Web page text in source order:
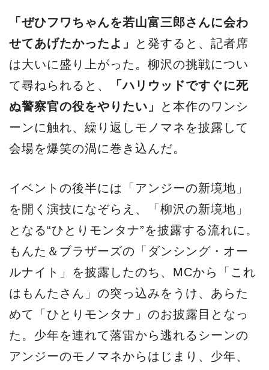
「ぜひフワちゃんを若山富三郎さんに会わ
せてあげたかったよ」
と発すると、記者席
は大いに盛り上がった。柳沢の挑戦につい
て尋ねられると、
「ハリウッドですぐに死
ぬ警察官の役をやりたい」
と本作のワンシ
ーンに触れ、繰り返しモノマネを披露して
会場を爆笑の渦に巻き込んだ。
イベントの後半には「アンジーの新境地」
を開く演技になぞらえ、「柳沢の新境地」
となる“ひとりモンタナ”を披露する流れに。
もんた＆ブラザーズの「ダンシング・オー
ルナイト」を披露したのち、MCから「これ
はもんたさん」の突っ込みをうけ、あらた
めて「ひとりモンタナ」のお披露目となっ
た。少年を連れて落雷から逃れるシーンの
アンジーのモノマネからはじまり、少年、